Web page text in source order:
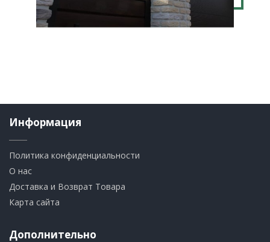
Информация
Политика конфиденциальности
О нас
Доставка и Возврат Товара
Карта сайта
Дополнительно